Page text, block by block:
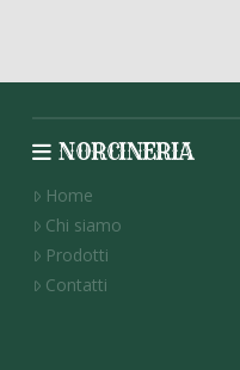
NORCINERIA
Home
Chi siamo
Prodotti
Contatti